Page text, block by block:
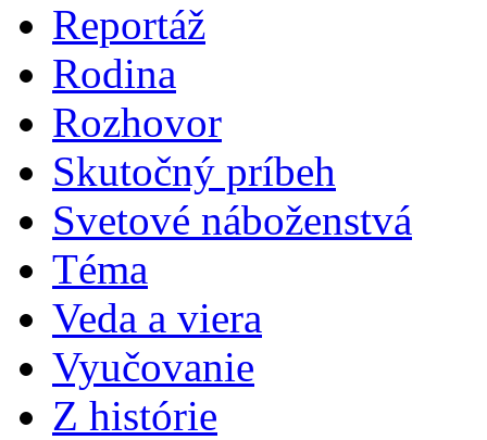
Reportáž
Rodina
Rozhovor
Skutočný príbeh
Svetové náboženstvá
Téma
Veda a viera
Vyučovanie
Z histórie